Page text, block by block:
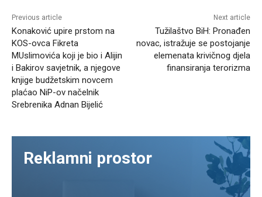
Previous article
Konaković upire prstom na
KOS-ovca Fikreta
MUslimovića koji je bio i Alijin
i Bakirov savjetnik, a njegove
knjige budžetskim novcem
plaćao NiP-ov načelnik
Srebrenika Adnan Bijelić
Next article
Tužilaštvo BiH: Pronađen
novac, istražuje se postojanje
elemenata krivičnog djela
finansiranja terorizma
Reklamni prostor